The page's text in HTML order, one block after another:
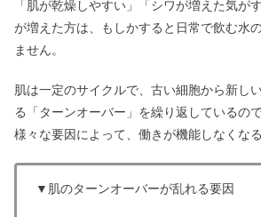
「肌が乾燥しやすい」「シワが増えた気が
が増えた方は、もしかすると日常で飲む水
ません。
肌は一定のサイクルで、古い細胞から新し
る「ターンオーバー」を繰り返しているの
様々な要因によって、働きが機能しなくな
▼肌のターンオーバーが乱れる要因